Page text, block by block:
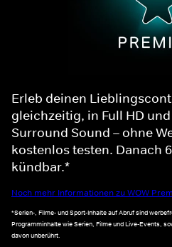
Erleb deinen
gleichzeitig, in Full HD
Surround Sound – ohne
kostenlos testen. Danach
kündbar.*
Noch mehr Informationen zu WOW
*Serien-, Filme- und Sport-Inhalte auf Abruf sind
Programminhalte wie Serien, Filme und Live-Events,
davon unberührt.